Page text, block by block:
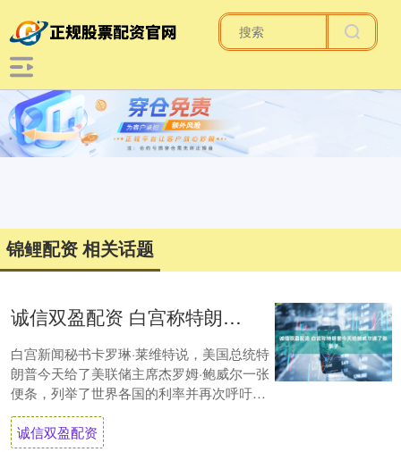
锦鲤配资 相关话题
诚信双盈配资 白宫称特朗普今天给鲍威尔递了张条子
白宫新闻秘书卡罗琳·莱维特说，美国总统特
朗普今天给了美联储主席杰罗姆·鲍威尔一张
便条，列举了世界各国的利率并再次呼吁央
行降息。 注：特朗普对鲍威尔的指责扩散到
了....
诚信双盈配资